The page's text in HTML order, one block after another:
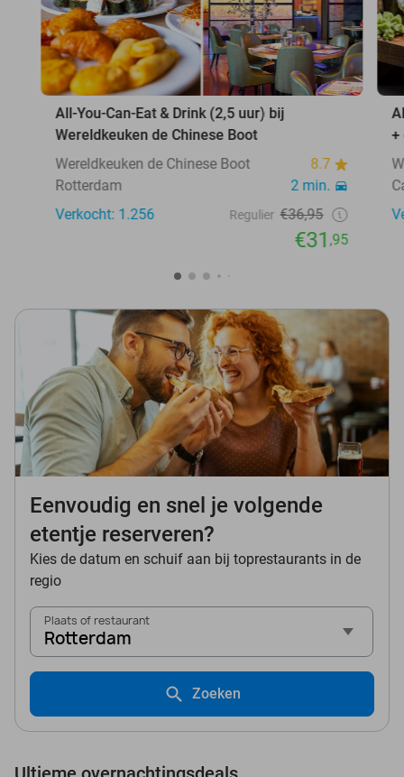
All-You-Can-Eat & Drink (2,5 uur) bij
Wereldkeuken de Chinese Boot
Wereldkeuken de Chinese Boot
8.7
Rotterdam
2 min.
Verkocht: 1.256
Regulier €36,95
€31,95
+
Eenvoudig en snel je volgende
etentje reserveren?
Kies de datum en schuif aan bij toprestaurants in de
regio
Plaats of restaurant
Rotterdam
Zoeken